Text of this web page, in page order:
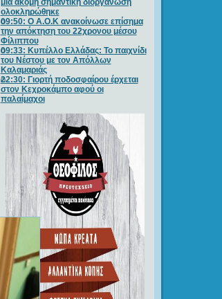
μία ακόμη σημαντική διοργάνωση
ολοκληρώθηκε
09:50: O A.O.K ανακοίνωσε επίσημα
την απόκτηση του 22χρονου μέσου
Φίλιππου
09:33: Κυπέλλο Ελλάδας: Το παιχνίδι
του Νέστου με τον Απόλλων
Καλαμαριάς
22:30: Γιορτή ποδοσφαίρου έρχεται
στον Κεχροκάμπο αφού οι
παλαίμαχοι